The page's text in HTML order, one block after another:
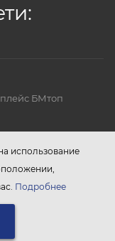
БМтоп
использование
Подробнее